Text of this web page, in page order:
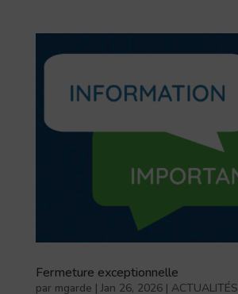
Fermeture exceptionnelle
par mgarde | Jan 26, 2026| ACTUALITÉS